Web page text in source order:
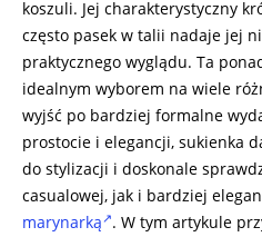
koszuli. Jej charakterystyczny
często pasek w talii nadaje jej
praktycznego wyglądu. Ta
idealnym wyborem na wiele
wyjść po bardziej formalne
prostocie i elegancji, sukienka
do stylizacji i doskonale
casualowej, jak i bardziej
marynarką . W tym artykule